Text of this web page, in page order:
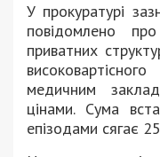
У прокуратурі
повідомлено
приватних
медичним
цінами. Сума
епізодами сягає